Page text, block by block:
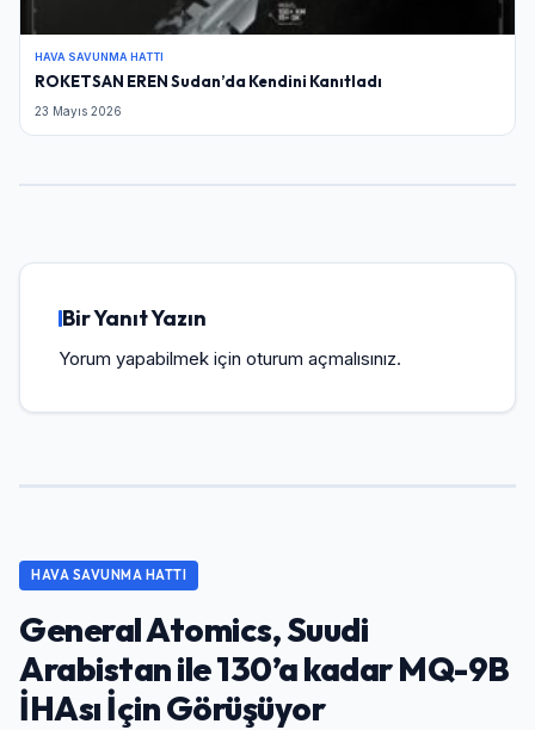
HAVA SAVUNMA HATTI
ROKETSAN EREN Sudan’da Kendini Kanıtladı
23 Mayıs 2026
Bir Yanıt Yazın
Yorum yapabilmek için oturum açmalısınız.
HAVA SAVUNMA HATTI
General Atomics, Suudi
Arabistan ile 130’a kadar MQ-9B
İHAsı İçin Görüşüyor